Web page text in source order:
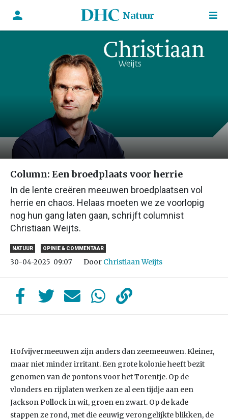
Natuur
Column: Een broedplaats voor herrie
In de lente creëren meeuwen broedplaatsen vol
herrie en chaos. Helaas moeten we ze voorlopig
nog hun gang laten gaan, schrijft columnist
Christiaan Weijts.
NATUUR OPINIE & COMMENTAAR
30-04-2025 09:07 Door Christiaan Weijts
Hofvijvermeeuwen zijn anders dan zeemeeuwen. Kleiner,
maar niet minder irritant. Een grote kolonie heeft bezit
genomen van de pontons voor het Torentje. Op de
vlonders en rijplaten werken ze al een tijdje aan een
Jackson Pollock in wit, groen en zwart. Op de kade
stappen ze rond, met die eeuwig verongelijkte blikken, de